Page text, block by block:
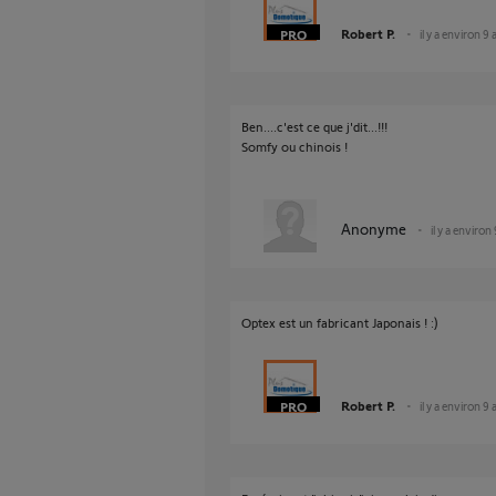
Robert P. il y a environ 9
Ben....c'est ce que j'dit...!!!
Somfy ou chinois !
Anonyme il y a environ
Optex est un fabricant Japonais ! :)
Robert P. il y a environ 9